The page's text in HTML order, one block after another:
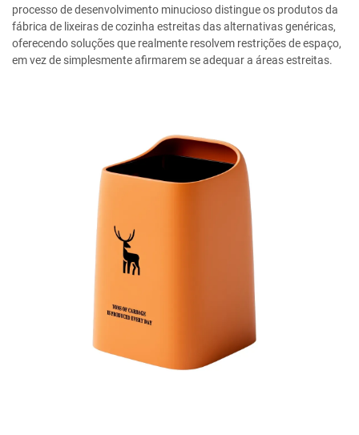
processo de desenvolvimento minucioso distingue os produtos da
fábrica de lixeiras de cozinha estreitas das alternativas genéricas,
oferecendo soluções que realmente resolvem restrições de espaço,
em vez de simplesmente afirmarem se adequar a áreas estreitas.